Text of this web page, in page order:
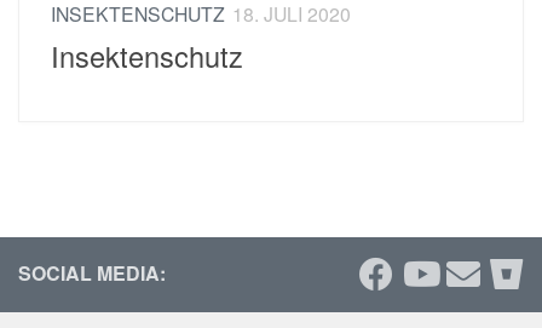
INSEKTENSCHUTZ 18. JULI 2020
Insektenschutz
SOCIAL MEDIA: